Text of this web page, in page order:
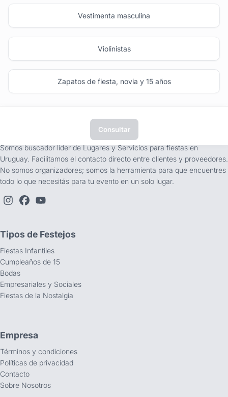
Vestimenta masculina
Violinistas
Zapatos de fiesta, novia y 15 años
Consultar
Somos buscador líder de Lugares y Servicios para fiestas en
Uruguay. Facilitamos el contacto directo entre clientes y proveedores.
No somos organizadores; somos la herramienta para que encuentres
todo lo que necesitás para tu evento en un solo lugar.
Tipos de Festejos
Fiestas Infantiles
Cumpleaños de 15
Bodas
Empresariales y Sociales
Fiestas de la Nostalgia
Empresa
Términos y condiciones
Políticas de privacidad
Contacto
Sobre Nosotros